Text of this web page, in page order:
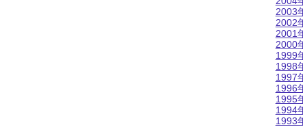
2003
2002
2001
2000
1999
1998
1997
1996
1995
1994
1993